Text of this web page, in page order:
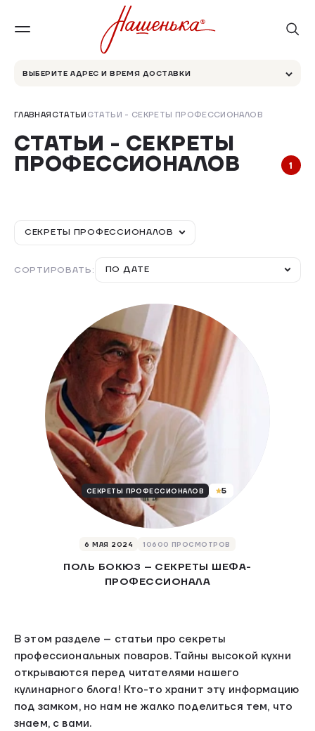
ВЫБЕРИТЕ АДРЕС И ВРЕМЯ ДОСТАВКИ
ГЛАВНАЯСТАТЬИ СТАТЬИ - СЕКРЕТЫ ПРОФЕССИОНАЛОВ
СТАТЬИ - СЕКРЕТЫ
ПРОФЕССИОНАЛОВ 1
СЕКРЕТЫ ПРОФЕССИОНАЛОВ
СОРТИРОВАТЬ: ПО ДАТЕ
СЕКРЕТЫ ПРОФЕССИОНАЛОВ 5
6 МАЯ 2024 10600 ПРОСМОТРОВ
ПОЛЬ БОКЮЗ – СЕКРЕТЫ ШЕФА-
ПРОФЕССИОНАЛА
В этом разделе – статьи про секреты
профессиональных поваров. Тайны высокой кухни
открываются перед читателями нашего
кулинарного блога! Кто-то хранит эту информацию
под замком, но нам не жалко поделиться тем, что
знаем, с вами.